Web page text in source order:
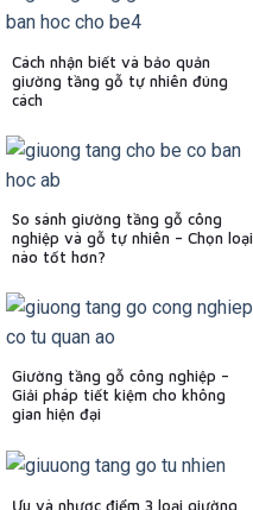
Cách nhận biết và bảo quản
giường tầng gỗ tự nhiên đúng
cách
So sánh giường tầng gỗ công
nghiệp và gỗ tự nhiên – Chọn loại
nào tốt hơn?
Giường tầng gỗ công nghiệp –
Giải pháp tiết kiệm cho không
gian hiện đại
Ưu và nhược điểm 3 loại giường